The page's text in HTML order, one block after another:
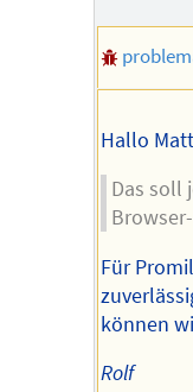
Hallo
Das soll
Für
können
Rolf